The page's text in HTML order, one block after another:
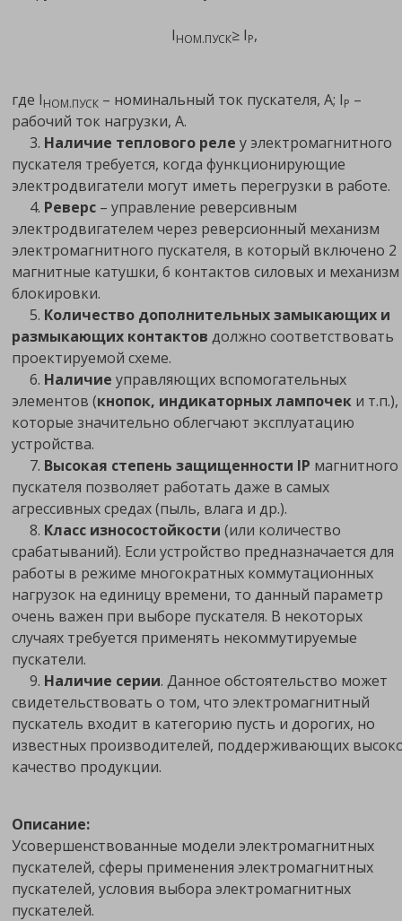
IНОМ.ПУСК≥ IР,
где IНОМ.ПУСК – номинальный ток пускателя, А; IР –
рабочий ток нагрузки, А.
3. Наличие теплового реле у электромагнитного
пускателя требуется, когда функционирующие
электродвигатели могут иметь перегрузки в работе.
4. Реверс – управление реверсивным
электродвигателем через реверсионный механизм
электромагнитного пускателя, в который включено 2
магнитные катушки, 6 контактов силовых и механизм
блокировки.
5. Количество дополнительных замыкающих и
размыкающих контактов должно соответствовать
проектируемой схеме.
6. Наличие управляющих вспомогательных
элементов (кнопок, индикаторных лампочек и т.п.),
которые значительно облегчают эксплуатацию
устройства.
7. Высокая степень защищенности IP магнитного
пускателя позволяет работать даже в самых
агрессивных средах (пыль, влага и др.).
8. Класс износостойкости (или количество
срабатываний). Если устройство предназначается для
работы в режиме многократных коммутационных
нагрузок на единицу времени, то данный параметр
очень важен при выборе пускателя. В некоторых
случаях требуется применять некоммутируемые
пускатели.
9. Наличие серии. Данное обстоятельство может
свидетельствовать о том, что электромагнитный
пускатель входит в категорию пусть и дорогих, но
известных производителей, поддерживающих
качество продукции.
Описание:
Усовершенствованные модели электромагнитных
пускателей, сферы применения электромагнитных
пускателей, условия выбора электромагнитных
пускателей.